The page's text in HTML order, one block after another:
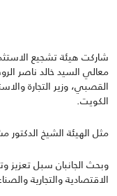
شاركت هيئة تشجيع
معالي السيد خالد ناصر
الكويت.
مثل الهيئة الشيخ الدكتور
وبحث الجانبان سبل تعزيز
الاقتصادية والتجارية